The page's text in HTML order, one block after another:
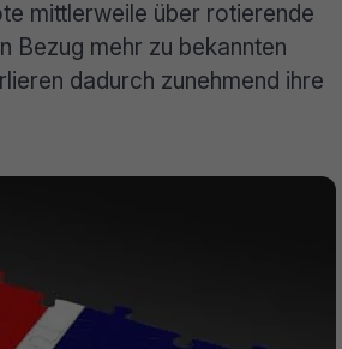
mittlerweile über rotierende
Bezug mehr zu bekannten
dadurch zunehmend ihre